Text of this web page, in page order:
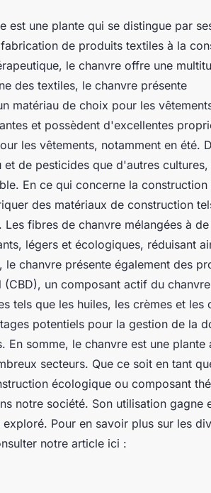
une plante qui se distingue par
de produits textiles à la
le chanvre offre une
des textiles, le chanvre présente
matériau de choix pour les
et possèdent d'excellentes
les vêtements, notamment en été.
de pesticides que d'autres
En ce qui concerne la
des matériaux de construction
fibres de chanvre mélangées à
légers et écologiques, réduisant
chanvre présente également des
un composant actif du
tels que les huiles, les crèmes et les
potentiels pour la gestion de la
somme, le chanvre est une plante
secteurs. Que ce soit en tant
écologique ou composant
notre société. Son utilisation gagne
Pour en savoir plus sur les
notre article ici :